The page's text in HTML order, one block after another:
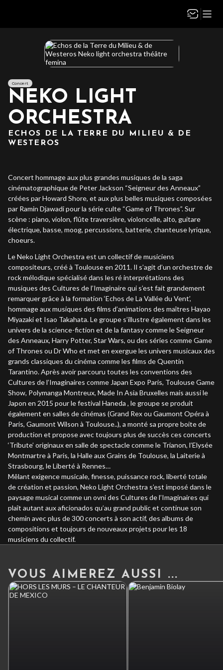
Concert
NEKO LIGHT
ORCHESTRA
ECHOS DE LA TERRE DU MILIEU & DE
WESTEROS
Concert hommage aux plus grandes musiques de la saga
cinématographique de Peter Jackson “Seigneur des Anneaux”
créées par Howard Shore, et aux plus belles musiques composées
par Ramin Djawadi pour la série culte “Game of Thrones”. Sur
scène : piano, violon, flûte traversière, violoncelle, alto, guitare
électrique, basse, moog, percussions, batterie, chanteuse lyrique,
choeurs.
Le Neko Light Orchestra est un collectif de musiciens
compositeurs, créé à Toulouse en 2011. Il s’agit d’un orchestre de
rock mélodique spécialisé dans les ré interprétations des
musiques des Cultures de l’Imaginaire qui s’est fait grandement
remarquer grâce à la formation ‘Echos de La Vallée du Vent’,
hommage aux musiques des films d’animations des maîtres Hayao
Miyazaki et Isao Takahata. Le groupe s’illustre également dans les
univers de la science-fiction et de la fantasy comme le Seigneur
des Anneaux, Harry Potter, Star Wars, ou des séries comme Game
of Thrones ou Dr Who et met en exergue les univers musicaux des
grands classiques du cinéma comme les films de Quentin
Tarantino. Après avoir parcouru toutes les conventions des
Cultures de l’Imaginaires comme Japan Expo Paris, Toulouse Game
Show, Polymanga Montreux, Made In Asia Bruxelles mais aussi le
Japon en 2015 pour le festival Haneda , le groupe se produit
également en salles de cinémas (Grand Rex ou Gaumont Opéra à
Paris, Gaumont Wilson à Toulouse..), a monté sa propre boite de
production et propose avec toujours plus de succès ces concerts
‘Tribute’ originaux en salle de spectacle comme le Trianon, l’Elysée
Montmartre à Paris, la Halle aux Grains de Toulouse, la Laiterie à
Strasbourg, le Liberté à Rennes…
Mêlant exigence musicale, finesse, puissance rock, liberté totale
de création et passion, Neko Light Orchestra s’est imposé dans le
paysage musical comme un ovni des Cultures de l’Imaginaires qui
plaît autant aux aficionados qu’au grand public et continue son
chemin avec plus de 300 concerts à son actif, des albums de
compositions et toujours de nouveaux projets pour les 18
musiciens du collectif.
VOUS AIMEREZ AUSSI ...